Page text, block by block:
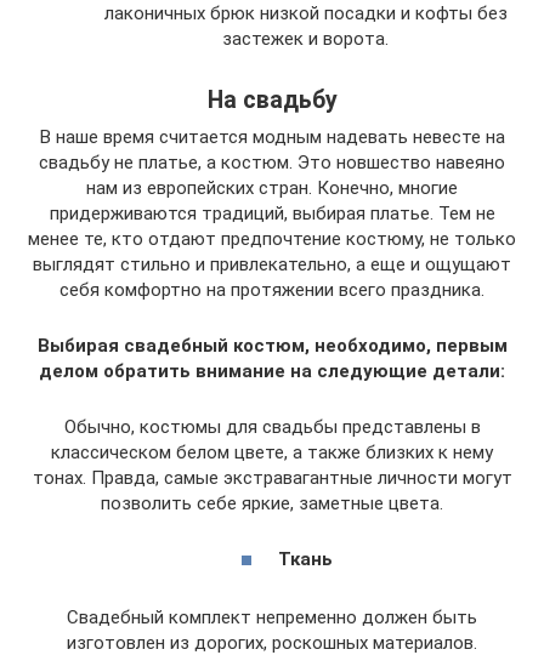
лаконичных брюк низкой посадки и кофты без
застежек и ворота.
На свадьбу
В наше время считается модным надевать невесте на
свадьбу не платье, а костюм. Это новшество навеяно
нам из европейских стран. Конечно, многие
придерживаются традиций, выбирая платье. Тем не
менее те, кто отдают предпочтение костюму, не только
выглядят стильно и привлекательно, а еще и ощущают
себя комфортно на протяжении всего праздника.
Выбирая свадебный костюм, необходимо, первым
делом обратить внимание на следующие детали:
Обычно, костюмы для свадьбы представлены в
классическом белом цвете, а также близких к нему
тонах. Правда, самые экстравагантные личности могут
позволить себе яркие, заметные цвета.
Ткань
Свадебный комплект непременно должен быть
изготовлен из дорогих, роскошных материалов.